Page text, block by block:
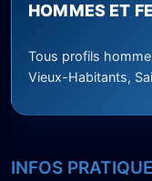
HOMMES ET
Tous profils
Vieux-Habitants,
INFOS